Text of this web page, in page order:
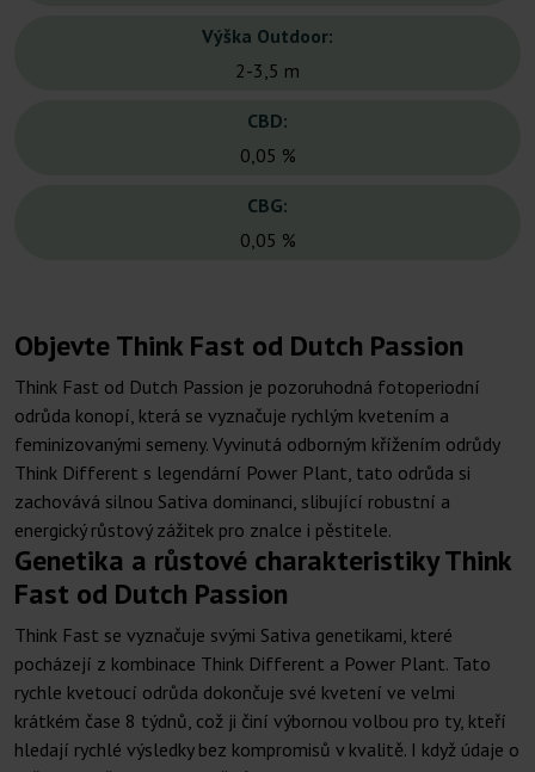
Výška Outdoor:
2-3,5 m
CBD:
0,05 %
CBG:
0,05 %
Objevte Think Fast od Dutch Passion
Think Fast od Dutch Passion je pozoruhodná fotoperiodní
odrůda konopí, která se vyznačuje rychlým kvetením a
feminizovanými semeny. Vyvinutá odborným křížením odrůdy
Think Different s legendární Power Plant, tato odrůda si
zachovává silnou Sativa dominanci, slibující robustní a
energický růstový zážitek pro znalce i pěstitele.
Genetika a růstové charakteristiky Think
Fast od Dutch Passion
Think Fast se vyznačuje svými Sativa genetikami, které
pocházejí z kombinace Think Different a Power Plant. Tato
rychle kvetoucí odrůda dokončuje své kvetení ve velmi
krátkém čase 8 týdnů, což ji činí výbornou volbou pro ty, kteří
hledají rychlé výsledky bez kompromisů v kvalitě. I když údaje o